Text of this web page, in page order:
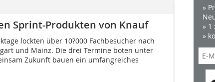
Sprint-Produkten von Knauf
lockten über 10?000 Fachbesucher nach
und Mainz. Die drei Termine boten unter
Zukunft bauen ein umfangreiches
»
» 1
»